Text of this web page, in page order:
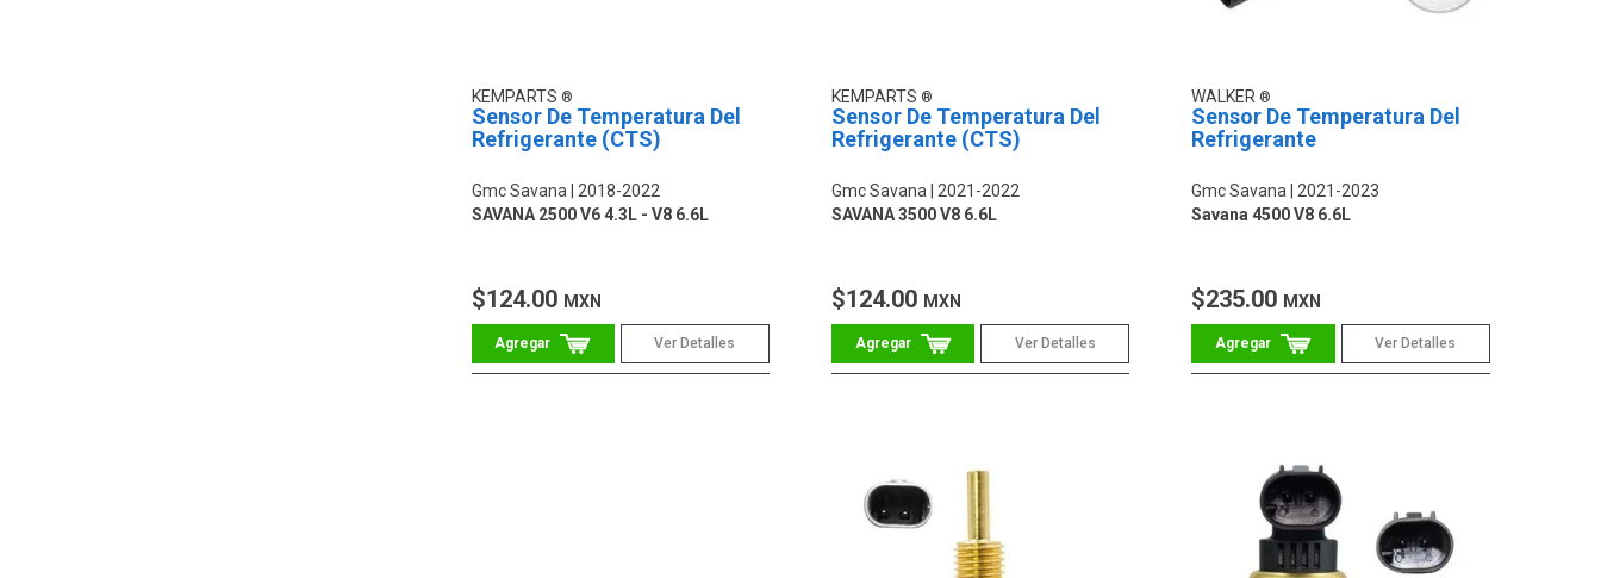
KEMPARTS
Sensor De Temperatura Del
Refrigerante (CTS)
Gmc Savana
2018-2022
SAVANA 2500 V6 4.3L - V8 6.6L
$124.00 MXN
Ver Detalles
KEMPARTS
Sensor De Temperatura Del
Refrigerante (CTS)
Gmc Savana
2021-2022
SAVANA 3500 V8 6.6L
$124.00 MXN
Ver Detalles
WALKER
Sensor De Temperatura Del
Refrigerante
Gmc Savana
2021-2023
Savana 4500 V8 6.6L
$235.00 MXN
Ver Detalles